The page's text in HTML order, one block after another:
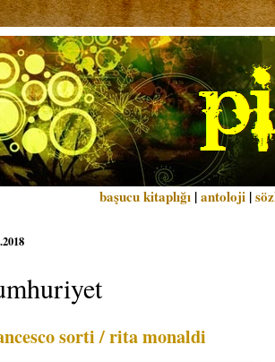
başucu kitaplığı |antoloji |
sorti / rita monaldi